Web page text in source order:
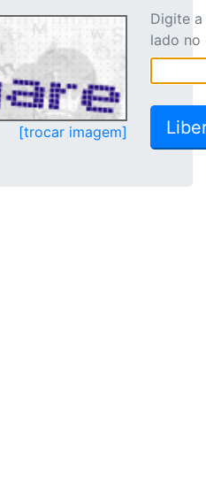
[trocar imagem]
Digite
lado no